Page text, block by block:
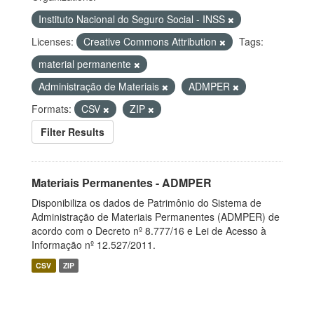
Instituto Nacional do Seguro Social - INSS
Licenses:
Creative Commons Attribution
Tags:
material permanente
Administração de Materiais
ADMPER
Formats:
CSV
ZIP
Filter Results
Materiais Permanentes - ADMPER
Disponibiliza os dados de Patrimônio do Sistema de
Administração de Materiais Permanentes (ADMPER) de
acordo com o Decreto nº 8.777/16 e Lei de Acesso à
Informação nº 12.527/2011.
CSV ZIP